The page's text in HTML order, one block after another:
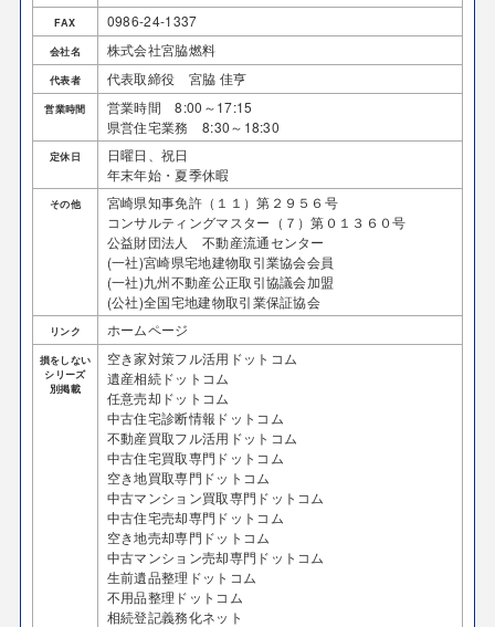
FAX 0986-24-1337
会社名 株式会社宮脇燃料
代表者 代表取締役 宮脇 佳亨
営業時間
営業時間 8:00～17:15
県営住宅業務 8:30～18:30
定休日
日曜日、祝日
年末年始・夏季休暇
その他
宮崎県知事免許（１１）第２９５６号
コンサルティングマスター（７）第０１３６０号
公益財団法人 不動産流通センター
(一社)宮崎県宅地建物取引業協会会員
(一社)九州不動産公正取引協議会加盟
(公社)全国宅地建物取引業保証協会
リンク ホームページ
損をしない
シリーズ
別掲載
空き家対策フル活用ドットコム
遺産相続ドットコム
任意売却ドットコム
中古住宅診断情報ドットコム
不動産買取フル活用ドットコム
中古住宅買取専門ドットコム
空き地買取専門ドットコム
中古マンション買取専門ドットコム
中古住宅売却専門ドットコム
空き地売却専門ドットコム
中古マンション売却専門ドットコム
生前遺品整理ドットコム
不用品整理ドットコム
相続登記義務化ネット